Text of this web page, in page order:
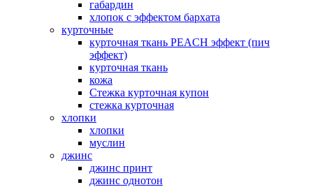
габардин
хлопок с эффектом бархата
курточные
курточная ткань PEACH эффект (пич
эффект)
курточная ткань
кожа
Стежка курточная купон
стежка курточная
хлопки
хлопки
муслин
джинс
джинс принт
джинс однотон